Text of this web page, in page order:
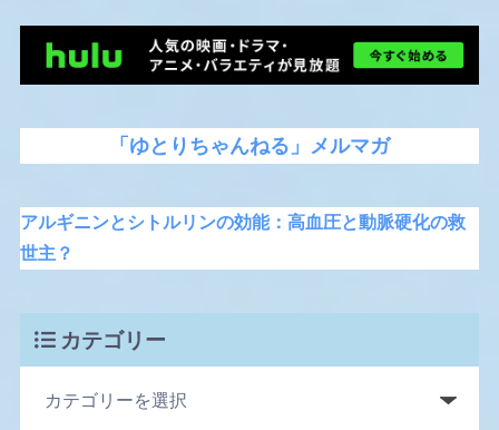
「ゆとりちゃんねる」メルマガ
アルギニンとシトルリンの効能：高血圧と動脈硬化の救
世主？
カテゴリー